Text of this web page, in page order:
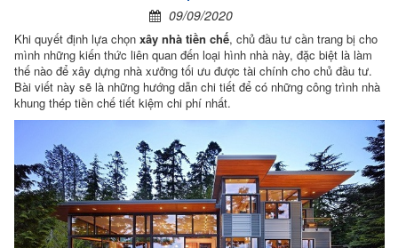
09/09/2020
Khi quyết định lựa chọn xây nhà tiền chế, chủ đầu tư cần trang bị cho
mình những kiến thức liên quan đến loại hình nhà này, đặc biệt là làm
thế nào để xây dựng nhà xưởng tối ưu được tài chính cho chủ đầu tư.
Bài viết này sẽ là những hướng dẫn chi tiết để có những công trình nhà
khung thép tiền chế tiết kiệm chi phí nhất.